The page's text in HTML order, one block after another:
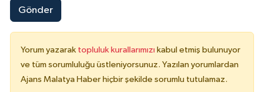
Gönder
Yorum yazarak topluluk kurallarımızı kabul etmiş bulunuyor
ve tüm sorumluluğu üstleniyorsunuz. Yazılan yorumlardan
Ajans Malatya Haber hiçbir şekilde sorumlu tutulamaz.